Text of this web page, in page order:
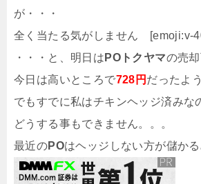
が・・・
全く当たる気がしません [emoji:v-
・・・と、明日は POトクヤマの売却
今日は高いところで728円 だったよ
でもすでに私はチキンヘッジ済みな
どうする事もできません。。。
最近のPOはヘッジしない方が儲かる